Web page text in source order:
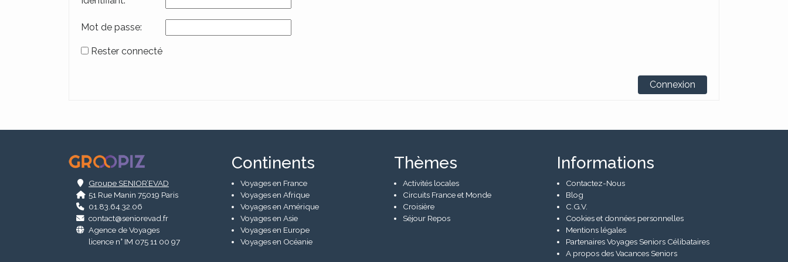
Mot de passe:
Rester connecté
Connexion
Groupe SENIOR’EVAD
51 Rue Manin 75019 Paris
01.83.64.32.06
contact@seniorevad.fr
Agence de Voyages
licence n° IM 075 11 00 97
Continents
Voyages en France
Voyages en Afrique
Voyages en Amérique
Voyages en Asie
Voyages en Europe
Voyages en Océanie
Thèmes
Activités locales
Circuits France et Monde
Croisière
Séjour Repos
Informations
Contactez-Nous
Blog
C.G.V.
Cookies et données personnelles
Mentions légales
Partenaires Voyages Seniors Célibataires
A propos des Vacances Seniors